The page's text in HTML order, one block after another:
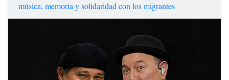
música, memoria y solidaridad con los migrantes